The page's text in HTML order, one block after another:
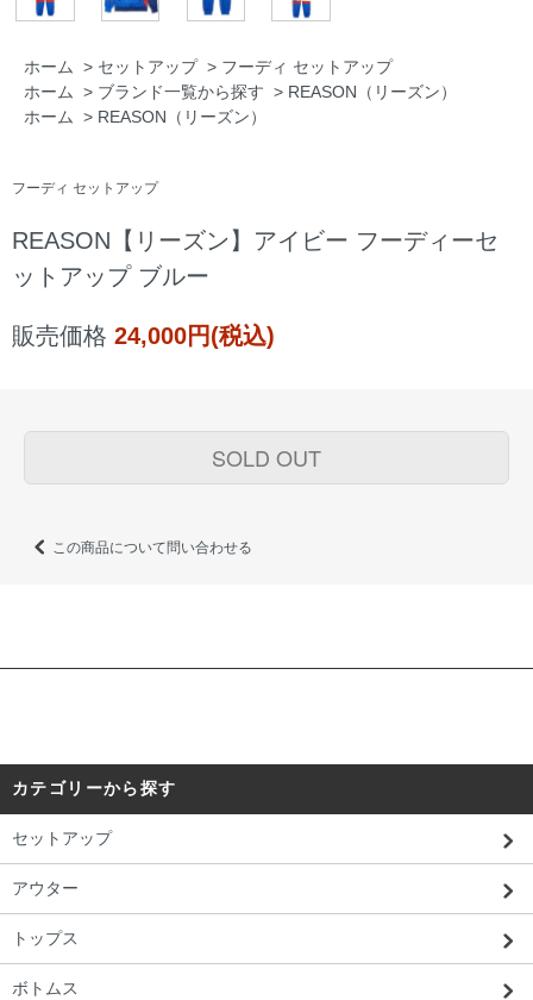
ホーム > セットアップ > フーディ セットアップ
ホーム > ブランド一覧から探す > REASON（リーズン）
ホーム > REASON（リーズン）
フーディ セットアップ
REASON【リーズン】アイビー フーディーセ
ットアップ ブルー
販売価格 24,000円(税込)
SOLD OUT
この商品について問い合わせる
カテゴリーから探す
セットアップ
アウター
トップス
ボトムス